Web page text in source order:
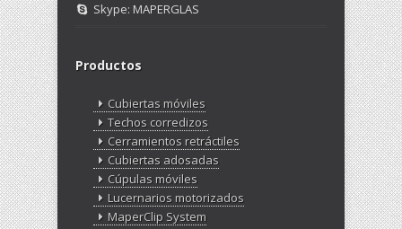
Skype: MAPERGLAS
Productos
Cubiertas móviles
Techos corredizos
Cerramientos retráctiles
Cubiertas adosadas
Cúpulas móviles
Lucernarios motorizados
MaperClip System